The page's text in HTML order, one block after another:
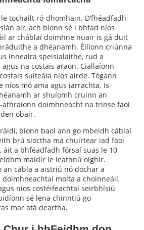
tochailt ró-dhomhain. D’fhéadfadh
air, ach bíonn sé i bhfad níos
ar cháblaí doimhne nuair is gá duit
a dhéanamh. Éilíonn criúnna
innealra speisialaithe, rud a
na costais araon. Ciallaíonn
suiteála níos airde. Tógann
níos mó ama agus iarrachta. Is
ar shuíomh cruinn an
athraíonn doimhneacht na trinse faoi
obair.
bíonn baol ann go mbeidh cáblaí
brú sioctha má chuirtear iad faoi
áit a bhféadfadh fórsaí suas le 10
maidir le leathnú oighir.
an cábla a aistriú nó dochar a
molta a choinneáil,
níos costéifeachtaí seirbhísiú
sé lena chinntiú go
mar atá deartha.